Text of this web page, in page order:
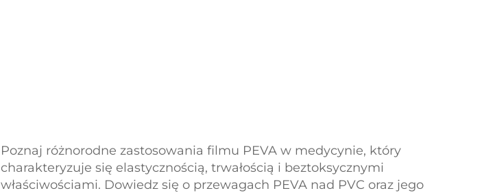
Poznaj różnorodne zastosowania filmu PEVA w medycynie, który
charakteryzuje się elastycznością, trwałością i beztoksycznymi
właściwościami. Dowiedz się o przewagach PEVA nad PVC oraz jego